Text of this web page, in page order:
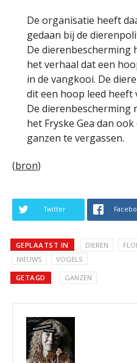
De organisatie heeft
gedaan bij de
De dierenbescherming
het verhaal dat een
in de vangkooi. De
dit een hoop leed heeft
De dierenbescherming
het Fryske Gea dan
ganzen te vergassen.
(bron)
Twitter
GEPLAATST IN DIEREN
NIEUWS
VOGELS
GETAGD GANZEN